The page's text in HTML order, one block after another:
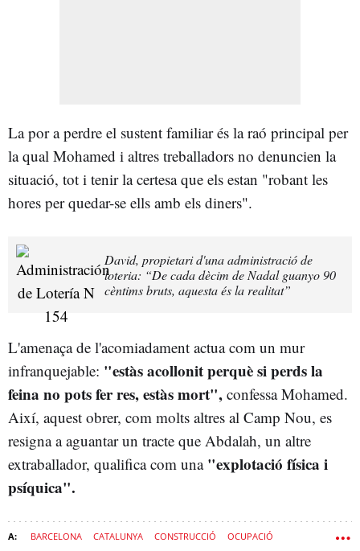
La por a perdre el sustent familiar és la raó principal per
la qual Mohamed i altres treballadors no denuncien la
situació, tot i tenir la certesa que els estan "robant les
hores per quedar-se ells amb els diners".
David, propietari d'una administració de
loteria: “De cada dècim de Nadal guanyo 90
cèntims bruts, aquesta és la realitat”
L'amenaça de l'acomiadament actua com un mur
infranquejable: "estàs acollonit perquè si perds la
feina no pots fer res, estàs mort", confessa Mohamed.
Així, aquest obrer, com molts altres al Camp Nou, es
resigna a aguantar un tracte que Abdalah, un altre
extraballador, qualifica com una"explotació física i
psíquica".
BARCELONA CATALUNYA CONSTRUCCIÓ OCUPACIÓ